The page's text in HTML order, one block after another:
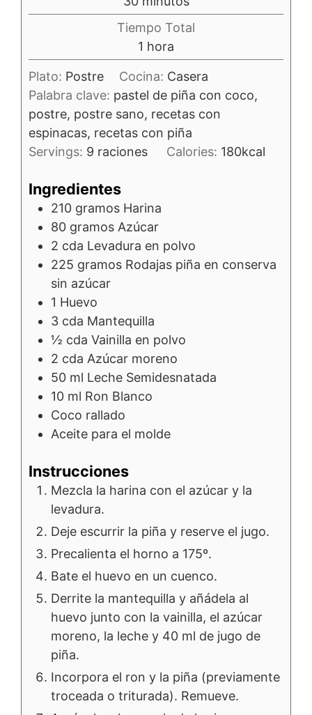
Tiempo Total
1 hora
hora
Plato: Postre Cocina: Casera
Palabra clave: pastel de piña con coco,
postre, postre sano, recetas con
espinacas, recetas con piña
Servings: 9 raciones Calories: 180kcal
Ingredientes
210 gramos Harina
80 gramos Azúcar
2 cda Levadura en polvo
225 gramos Rodajas piña en conserva
sin azúcar
1 Huevo
3 cda Mantequilla
½ cda Vainilla en polvo
2 cda Azúcar moreno
50 ml Leche Semidesnatada
10 ml Ron Blanco
Coco rallado
Aceite para el molde
Instrucciones
Mezcla la harina con el azúcar y la
levadura.
Deje escurrir la piña y reserve el jugo.
Precalienta el horno a 175º.
Bate el huevo en un cuenco.
Derrite la mantequilla y añádela al
huevo junto con la vainilla, el azúcar
moreno, la leche y 40 ml de jugo de
piña.
Incorpora el ron y la piña (previamente
troceada o triturada). Remueve.